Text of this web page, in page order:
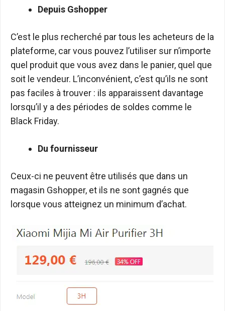
Depuis Gshopper
C’est le plus recherché par tous les acheteurs de la
plateforme, car vous pouvez l’utiliser sur n’importe
quel produit que vous avez dans le panier, quel que
soit le vendeur. L’inconvénient, c’est qu’ils ne sont
pas faciles à trouver : ils apparaissent davantage
lorsqu’il y a des périodes de soldes comme le
Black Friday.
Du fournisseur
Ceux-ci ne peuvent être utilisés que dans un
magasin Gshopper, et ils ne sont gagnés que
lorsque vous atteignez un minimum d’achat.